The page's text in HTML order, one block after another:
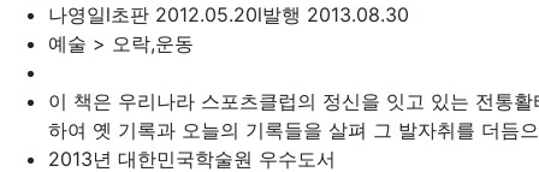
나영일l초판 2012.05.20l발행 2013.08.30
예술 > 오락,운동
이 책은 우리나라 스포츠클럽의 정신을 잇고 있는 전통
하여 옛 기록과 오늘의 기록들을 살펴 그 발자취를 더듬
2013년 대한민국학술원 우수도서